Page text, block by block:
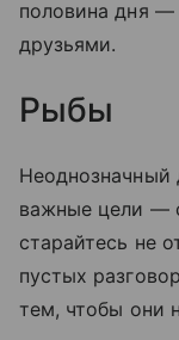
половина дня —
друзьями.
Рыбы
Неоднозначный
важные цели —
старайтесь не
пустых
тем, чтобы они